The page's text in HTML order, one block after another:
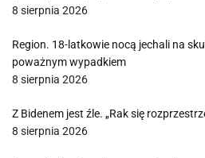
8 sierpnia 2026
Region. 18-latkowie nocą jechali na
poważnym wypadkiem
8 sierpnia 2026
Z Bidenem jest źle. „Rak się
8 sierpnia 2026